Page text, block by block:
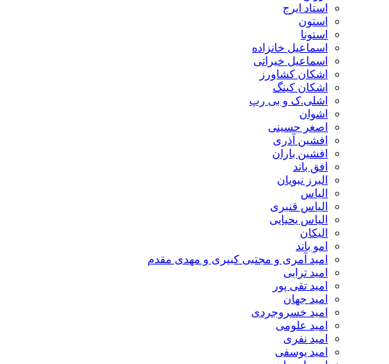
استاد ایرج
استون
استونا
اسماعیل خانزاده
اسماعیل خیراتی
اشکان کشاورز
اشکان کینگ
اشلی.ک و بی رپ
اشوان
اصغر حسینی
افشین آذری
افشین باران
افق باند
البرز نبویان
الیاس
الیاس قنبرى
الیاس یحیایی
الیکان
امو باند
امید آمری و مجتبی کبیری و مهدى مقدم
امید ترابی
امید تقی پور
امید جهان
امید خسروجردی
امید علومی
امید نفری
امید یوسفی